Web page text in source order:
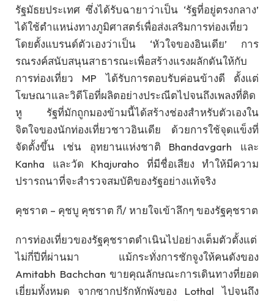
รัฐมัธยประเทศ ซึ่งได้รับฉายาว่าเป็น ‘รัฐที่อยู่ตรงกลาง’
ได้ใช้ตำแหน่งทางภูมิศาสตร์เพื่อส่งเสริมการท่องเที่ยว
โดยตั้งแบรนด์ตัวเองว่าเป็น ‘หัวใจของอินเดีย’ การ
รณรงค์สนับสนุนสาธารณะเพื่อสร้างแรงผลักดันให้กับ
การท่องเที่ยว MP ได้รับการตอบรับค่อนข้างดี ตั้งแต่
โฆษณาและวิดีโอที่ผลิตอย่างประณีตไปจนถึงเพลงที่ติด
หู รัฐที่มักถูกมองข้ามนี้ได้สร้างช่องสำหรับตัวเองใน
จิตใจของนักท่องเที่ยวชาวอินเดีย ด้วยการใช้จุดแข็งที่
จัดตั้งขึ้น เช่น อุทยานแห่งชาติ Bhandavgarh และ
Kanha และวัด Khajuraho ที่มีชื่อเสียง ทำให้มีความ
ปรารถนาที่จะสำรวจสมบัติของรัฐอย่างแท้จริง
คุชราต – คุชบู คุชราต กี/ หายใจเข้าลึกๆ ของรัฐคุชราต
การท่องเที่ยวของรัฐคุชราตดำเนินไปอย่างเต็มตัวตั้งแต่
ไม่กี่ปีที่ผ่านมา แม้กระทั่งการชักจูงให้คนดังของ
Amitabh Bachchan ขายคุณลักษณะการเดินทางที่ยอด
เยี่ยมทั้งหมด จากซากปรักหักพังของ Lothal ไปจนถึง